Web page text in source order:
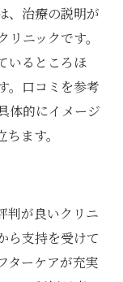
、治療の説明が
ニックです。
いるところほ
。口コミを参考
体的にイメージ
ます。
判が良いクリニ
ら支持を受けて
ターケアが充実